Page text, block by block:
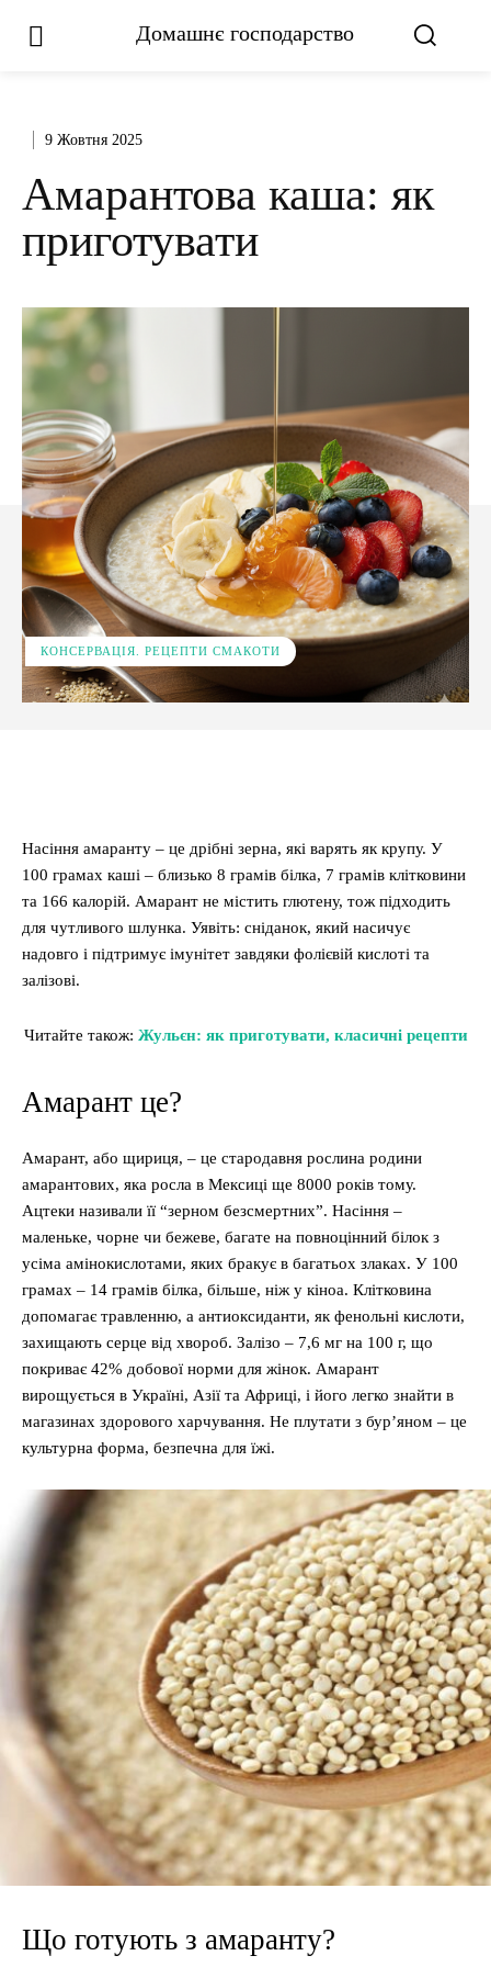
Домашнє господарство
9 Жовтня 2025
Амарантова каша: як
приготувати
КОНСЕРВАЦІЯ. РЕЦЕПТИ СМАКОТИ
Насіння амаранту – це дрібні зерна, які варять як крупу. У
100 грамах каші – близько 8 грамів білка, 7 грамів клітковини
та 166 калорій. Амарант не містить глютену, тож підходить
для чутливого шлунка. Уявіть: сніданок, який насичує
надовго і підтримує імунітет завдяки фолієвій кислоті та
залізові.
Читайте також: Жульєн: як приготувати, класичні рецепти
Амарант це?
Амарант, або щириця, – це стародавня рослина родини
амарантових, яка росла в Мексиці ще 8000 років тому.
Ацтеки називали її “зерном безсмертних”. Насіння –
маленьке, чорне чи бежеве, багате на повноцінний білок з
усіма амінокислотами, яких бракує в багатьох злаках. У 100
грамах – 14 грамів білка, більше, ніж у кіноа. Клітковина
допомагає травленню, а антиоксиданти, як фенольні кислоти,
захищають серце від хвороб. Залізо – 7,6 мг на 100 г, що
покриває 42% добової норми для жінок. Амарант
вирощується в Україні, Азії та Африці, і його легко знайти в
магазинах здорового харчування. Не плутати з бур’яном – це
культурна форма, безпечна для їжі.
Що готують з амаранту?